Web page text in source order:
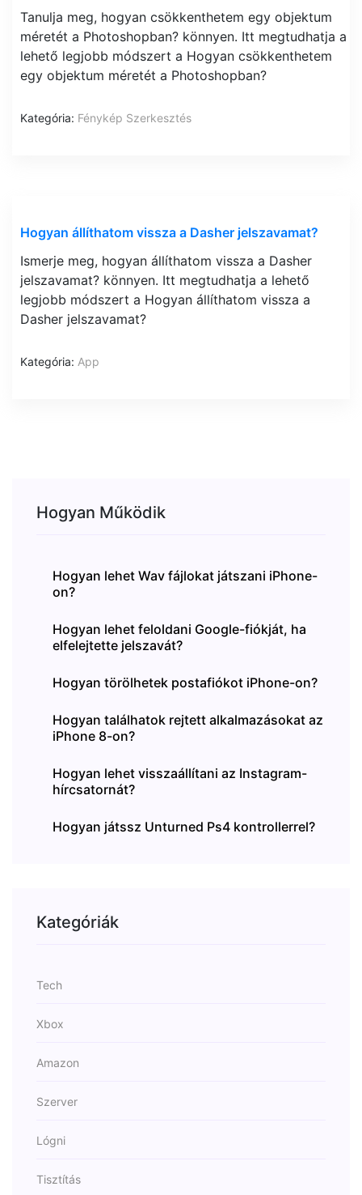
Tanulja meg, hogyan csökkenthetem egy objektum
méretét a Photoshopban? könnyen. Itt megtudhatja a
lehető legjobb módszert a Hogyan csökkenthetem
egy objektum méretét a Photoshopban?
Kategória: Fénykép Szerkesztés
Hogyan állíthatom vissza a Dasher jelszavamat?
Ismerje meg, hogyan állíthatom vissza a Dasher
jelszavamat? könnyen. Itt megtudhatja a lehető
legjobb módszert a Hogyan állíthatom vissza a
Dasher jelszavamat?
Kategória: App
Hogyan Működik
Hogyan lehet Wav fájlokat játszani iPhone-
on?
Hogyan lehet feloldani Google-fiókját, ha
elfelejtette jelszavát?
Hogyan törölhetek postafiókot iPhone-on?
Hogyan találhatok rejtett alkalmazásokat az
iPhone 8-on?
Hogyan lehet visszaállítani az Instagram-
hírcsatornát?
Hogyan játssz Unturned Ps4 kontrollerrel?
Kategóriák
Tech
Xbox
Amazon
Szerver
Lógni
Tisztítás